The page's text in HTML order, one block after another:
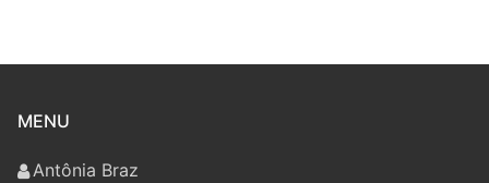
MENU
Antônia Braz